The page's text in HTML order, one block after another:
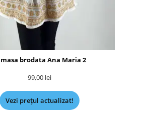
brodata Ana Maria 2
99,00 lei
Vezi prețul actualizat!